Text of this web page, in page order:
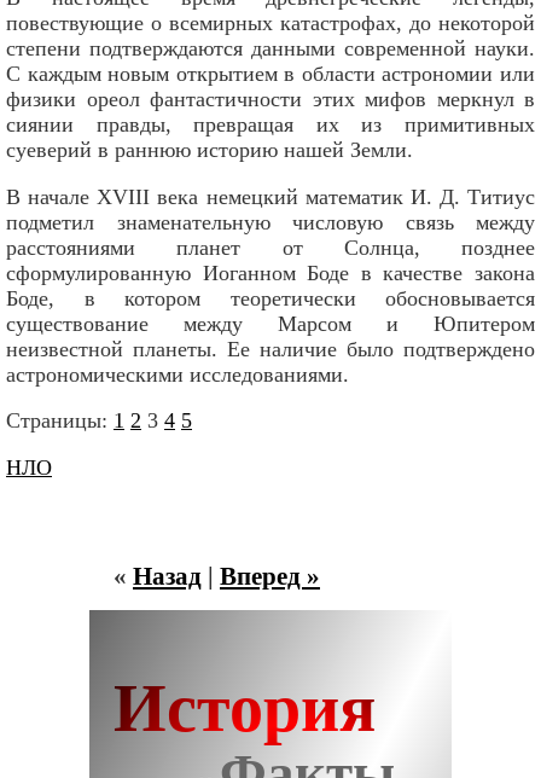
повествующие о всемирных катастрофах, до некоторой
степени подтверждаются данными современной науки.
С каждым новым открытием в области астрономии или
физики ореол фантастичности этих мифов меркнул в
сиянии правды, превращая их из примитивных
суеверий в раннюю историю нашей Земли.
В начале XVIII века немецкий математик И. Д. Титиус
подметил знаменательную числовую связь между
расстояниями планет от Солнца, позднее
сформулированную Иоганном Боде в качестве закона
Боде, в котором теоретически обосновывается
существование между Марсом и Юпитером
неизвестной планеты. Ее наличие было подтверждено
астрономическими исследованиями.
Страницы: 1 2 3 4 5
НЛО
« Назад | Вперед »